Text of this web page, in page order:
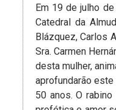
Em 19 de julho
Catedral da
Blázquez, Carlos
Sra. Carmen
desta mulher,
aprofundarão
50 anos. O